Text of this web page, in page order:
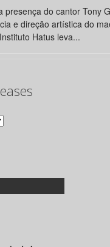
presença do cantor Tony
e direção artística do
Hatus leva...